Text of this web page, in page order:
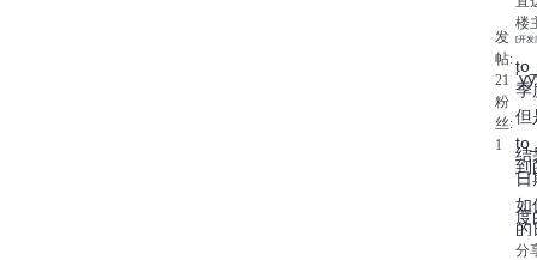
发
帖:
21
粉
丝:
1
楼
[开发
季
但
结
到
日
如
度
的
分